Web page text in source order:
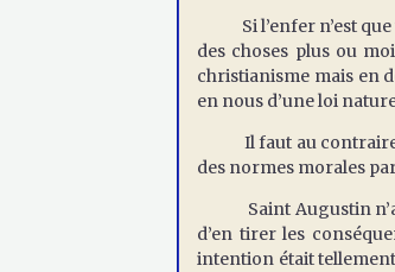
Si l’enfer n’est que
des choses plus ou
christianisme mais en
en nous d’une loi
Il faut au contraire
des normes morales
Saint Augustin
d’en tirer les
intention était